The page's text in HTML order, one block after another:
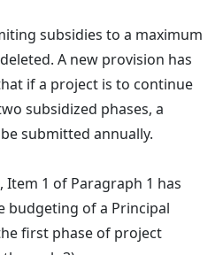
subsidies to a maximum
A new provision has
if a project is to continue
subsidized phases, a
submitted annually.
Item 1 of Paragraph 1 has
budgeting of a Principal
first phase of project